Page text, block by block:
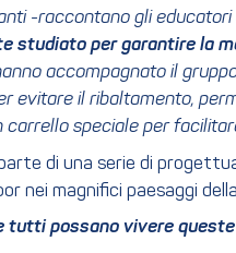
-raccontano gli educatori
studiato per garantire la
accompagnato il
evitare il ribaltamento,
carrello speciale per
di una serie di
nei magnifici paesaggi
tutti possano vivere